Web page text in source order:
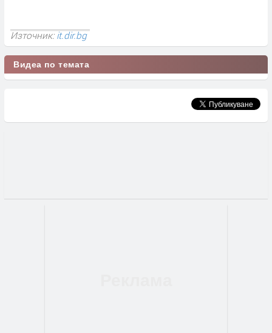
Източник:it.dir.bg
Видеа по темата